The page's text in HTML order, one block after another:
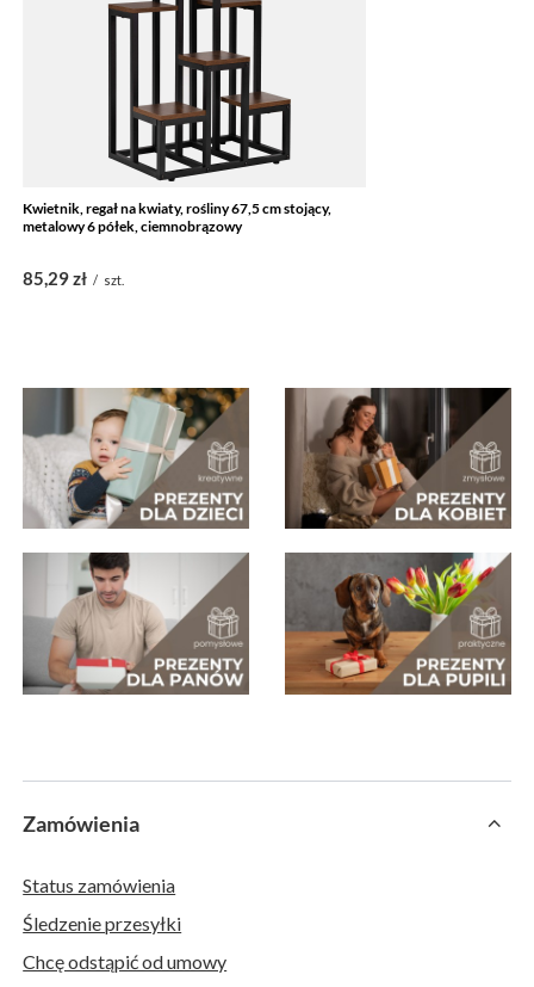
Kwietnik, regał na kwiaty, rośliny 67,5 cm stojący,
metalowy 6 półek, ciemnobrązowy
85,29 zł / szt.
Zamówienia
Status zamówienia
Śledzenie przesyłki
Chcę odstąpić od umowy